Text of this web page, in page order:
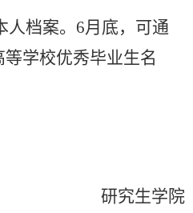
档案。 6月底，可通
学校优秀毕业生名
研究生学院